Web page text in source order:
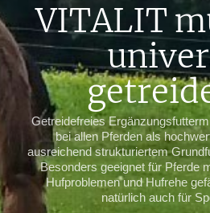
VITALIT
Getreidefreies
bei allen Pferden als
ausreichend strukturiertem
Besonders geeignet für Pferde
Hufproblemen und Hufrehe
natürlich auch für